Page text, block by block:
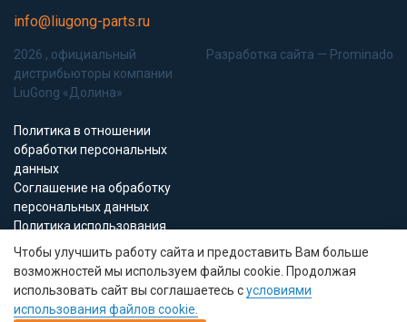
info@liugong-parts.ru
2026 , официальный
дистрибьюторы компании
LiuGong «Долина»
Политика в отношении
обработки персональных
данных
Соглашение на обработку
персональных данных
Политика использования
Cookie-файлов
Разработка сайта — Prominado
Все материалы данного сайта являются объектами авторского права (в
том числе дизайн). Запрещается копирование, распространение (в том
числе путем копирования на другие сайты и ресурсы в Интернете) или
Чтобы улучшить работу сайта и предоставить Вам больше
возможностей мы используем файлы cookie. Продолжая
использовать сайт вы соглашаетесь сусловиями
использования файлов cookie.